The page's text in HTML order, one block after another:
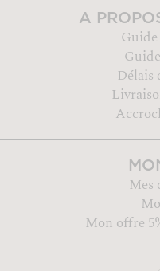
A
Délais
Mes
Mon offre